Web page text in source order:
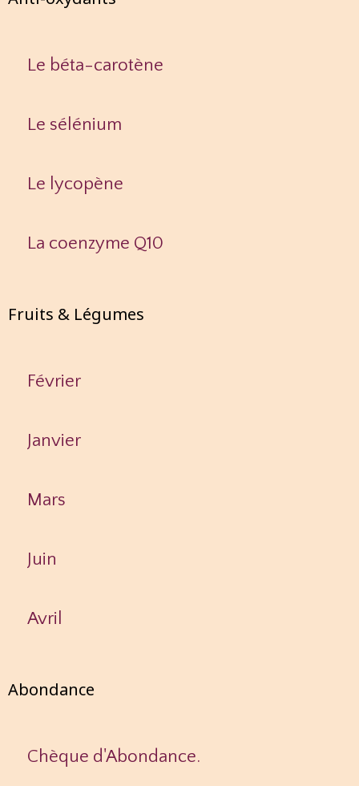
Le béta-carotène
Le sélénium
Le lycopène
La coenzyme Q10
Fruits & Légumes
Février
Janvier
Mars
Juin
Avril
Abondance
Chèque d'Abondance.